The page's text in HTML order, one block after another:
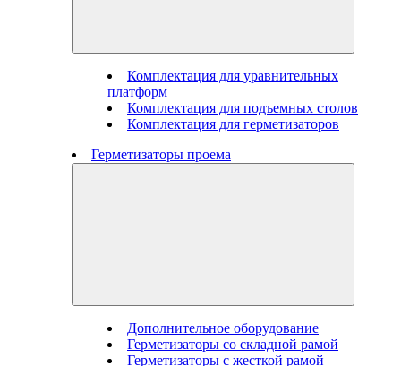
Комплектация для уравнительных
платформ
Комплектация для подъемных столов
Комплектация для герметизаторов
Герметизаторы проема
Дополнительное оборудование
Герметизаторы со складной рамой
Герметизаторы с жесткой рамой